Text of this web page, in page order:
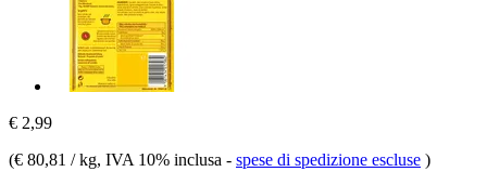
€ 2,99
(€ 80,81 / kg, IVA 10% inclusa - spese di spedizione escluse )